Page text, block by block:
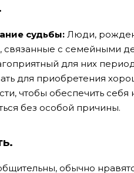
судьбы: Люди,
связанные с семейными
для них
для приобретения
чтобы обеспечить
без особой причины.
обычно